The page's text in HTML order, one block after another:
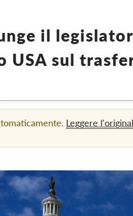
il
USA sul
Leggere